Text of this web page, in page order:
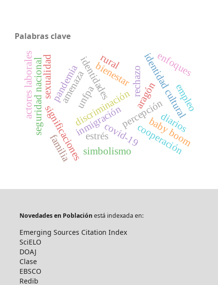
Palabras clave
rechazo
discriminación
identidades
pandemia
covid-19
percepción
significaciones
amenaza identidad cultural
inmigración
seguridad nacional
simbolismo
bienestar
actores laborales
cooperación
sexualidad unfpa aragón
baby boom
rural
diarios
estrés
familia
empleo
enfoques
Novedades en Poblaciónestá indexada en:
Emerging Sources Citation Index
SciELO
DOAJ
Clase
EBSCO
Redib